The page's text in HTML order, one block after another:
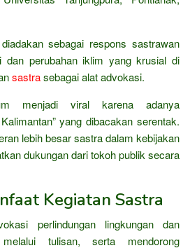
sebagai respons sastrawan
dan perubahan iklim yang krusial di
sastrasebagai alat advokasi.
menjadi viral karena adanya
yang dibacakan serentak.
lebih besar sastra dalam kebijakan
dukungan dari tokoh publik secara
Kegiatan Sastra
perlindungan lingkungan dan
tulisan, serta mendorong